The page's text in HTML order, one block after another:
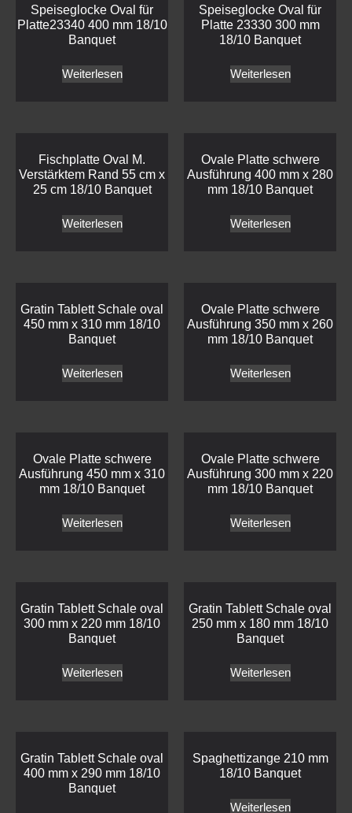
Speiseglocke Oval für
Platte23340 400 mm 18/10
Banquet
Weiterlesen
Speiseglocke Oval für
Platte 23330 300 mm
18/10 Banquet
Weiterlesen
Fischplatte Oval M.
Verstärktem Rand 55 cm x
25 cm 18/10 Banquet
Weiterlesen
Ovale Platte schwere
Ausführung 400 mm x 280
mm 18/10 Banquet
Weiterlesen
Gratin Tablett Schale oval
450 mm x 310 mm 18/10
Banquet
Weiterlesen
Ovale Platte schwere
Ausführung 350 mm x 260
mm 18/10 Banquet
Weiterlesen
Ovale Platte schwere
Ausführung 450 mm x 310
mm 18/10 Banquet
Weiterlesen
Ovale Platte schwere
Ausführung 300 mm x 220
mm 18/10 Banquet
Weiterlesen
Gratin Tablett Schale oval
300 mm x 220 mm 18/10
Banquet
Weiterlesen
Gratin Tablett Schale oval
250 mm x 180 mm 18/10
Banquet
Weiterlesen
Gratin Tablett Schale oval
400 mm x 290 mm 18/10
Banquet
Spaghettizange 210 mm
18/10 Banquet
Weiterlesen